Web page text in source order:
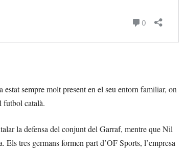
sempre molt present en el seu entorn familiar, on
futbol català.
la defensa del conjunt del Garraf, mentre que Nil
tres germans formen part d’OF Sports, l’empresa